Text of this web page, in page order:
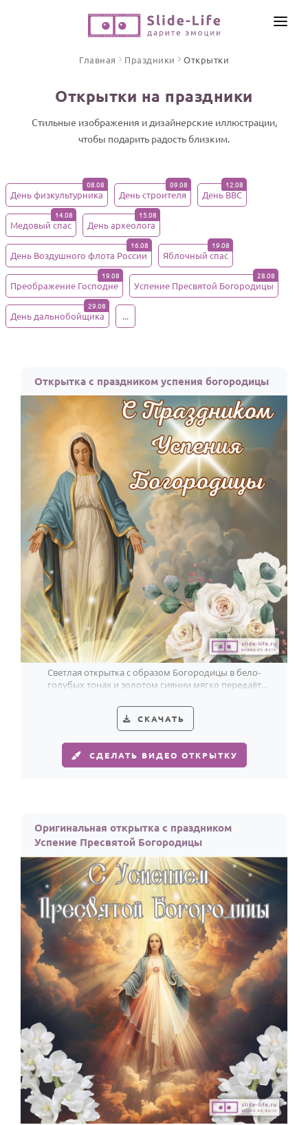
ПО ФОРМАТУ
Видео поздравления
Открытки
Стихи и тексты
С Днем рождения
Юбилей
Свадьба
Годовщина свадьбы
КОМУ
Женщине
Мужчине
Детям
Все родственники
ПЕРСОНАЛЬНЫЕ
Пожелания
По именам
По годам
ИНСТРУМЕНТЫ
ТЕКСТЫ И ИДЕИ
ОТЗЫВЫ
Главная Праздники Открытки
Открытки на праздники
Стильные изображения и дизайнерские иллюстрации,
чтобы подарить радость близким.
08.08
День физкультурника
09.08
День строителя
12.08
День ВВС
14.08
Медовый спас
15.08
День археолога
16.08
День Воздушного флота России
19.08
Яблочный спас
19.08
Преображение Господне
28.08
Успение Пресвятой Богородицы
29.08
День дальнобойщика ...
Открытка с праздником успения богородицы
Светлая открытка с образом Богородицы в бело-
голубых тонах и золотом сиянии мягко передаёт
СКАЧАТЬ
СДЕЛАТЬ ВИДЕО ОТКРЫТКУ
Оригинальная открытка с праздником
Успение Пресвятой Богородицы